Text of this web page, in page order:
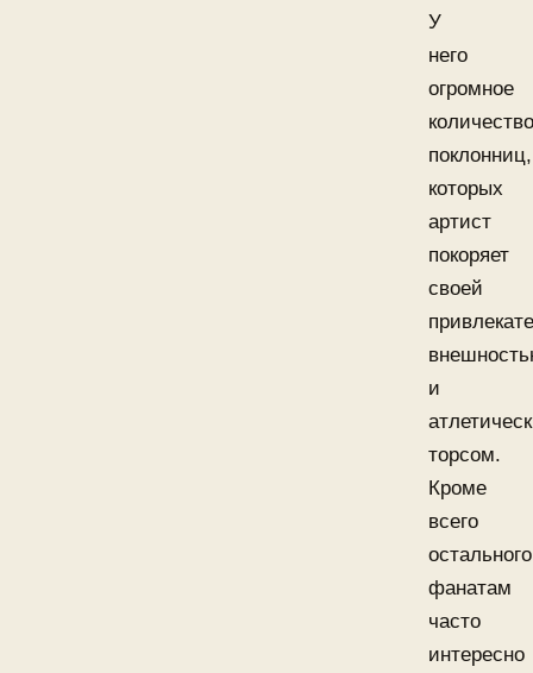
У
него
огромное
количество
поклонниц,
которых
артист
покоряет
своей
и
торсом.
Кроме
всего
фанатам
часто
интересно